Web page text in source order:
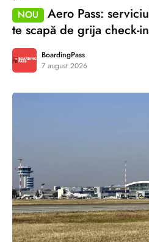
NOU
Aero Pass:
te scapă de grija check-
BoardingPass
7 august 2026